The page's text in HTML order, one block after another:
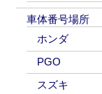
車体番号場所
ホンダ
PGO
スズキ